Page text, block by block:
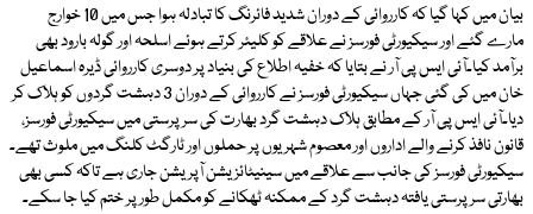
بیان میں کہا گیا کہ کارروائی کے دوران شدید فائرنگ کا تبادلہ ہوا جس میں 10 خوارج
مارے گئے اور سیکیورٹی فورسز نے علاقے کو کلیئر کرتے ہوئے اسلحہ اور گولہ بارود بھی
برآمد کیا۔آئی ایس پی آر نے بتایا کہ خفیہ اطلاع کی بنیاد پر دوسری کارروائی ڈیرہ اسماعیل
خان میں کی گئی جہاں سیکیورٹی فورسز نے کارروائی کے دوران 3 دہشت گردوں کو ہلاک کر
دیا۔آئی ایس پی آر کے مطابق ہلاک دہشت گرد بھارت کی سرپرستی میں سیکیورٹی فورسز،
قانون نافذ کرنے والے اداروں اور معصوم شہریوں پر حملوں اور ٹارگٹ کلنگ میں ملوث تھے۔
سیکیورٹی فورسز کی جانب سے علاقے میں سینیٹائزیشن آپریشن جاری ہے تاکہ کسی بھی
بھارتی سرپرستی یافتہ دہشت گرد کے ممکنہ ٹھکانے کو مکمل طور پر ختم کیا جا سکے۔